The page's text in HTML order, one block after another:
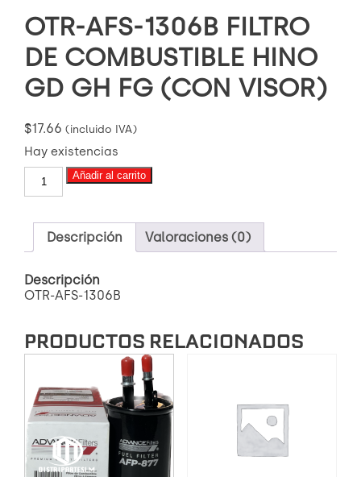
OTR-AFS-1306B FILTRO
DE COMBUSTIBLE HINO
GD GH FG (CON VISOR)
$17.66 (incluido IVA)
Hay existencias
AFS-
FILTRO
COMBUSTIBLE
GD
GH
VISOR)
cantidad
Añadir al carrito
Descripción Valoraciones (0)
Descripción
OTR-AFS-1306B
PRODUCTOS RELACIONADOS